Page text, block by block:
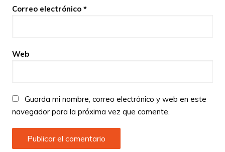
Correo electrónico *
Web
Guarda mi nombre, correo electrónico y web en este
navegador para la próxima vez que comente.